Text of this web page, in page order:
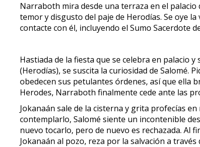
Narraboth mira desde una terraza en el palacio
temor y disgusto del paje de Herodías. Se oye
contacte con él, incluyendo el Sumo Sacerdote
Hastiada de la fiesta que se celebra en palacio
(Herodías), se suscita la curiosidad de Salomé.
obedecen sus petulantes órdenes, así que ella
Herodes, Narraboth finalmente cede ante las
Jokanaán sale de la cisterna y grita profecías
contemplarlo, Salomé siente un incontenible
nuevo tocarlo, pero de nuevo es rechazada. Al
Jokanaán al pozo, reza por la salvación a través